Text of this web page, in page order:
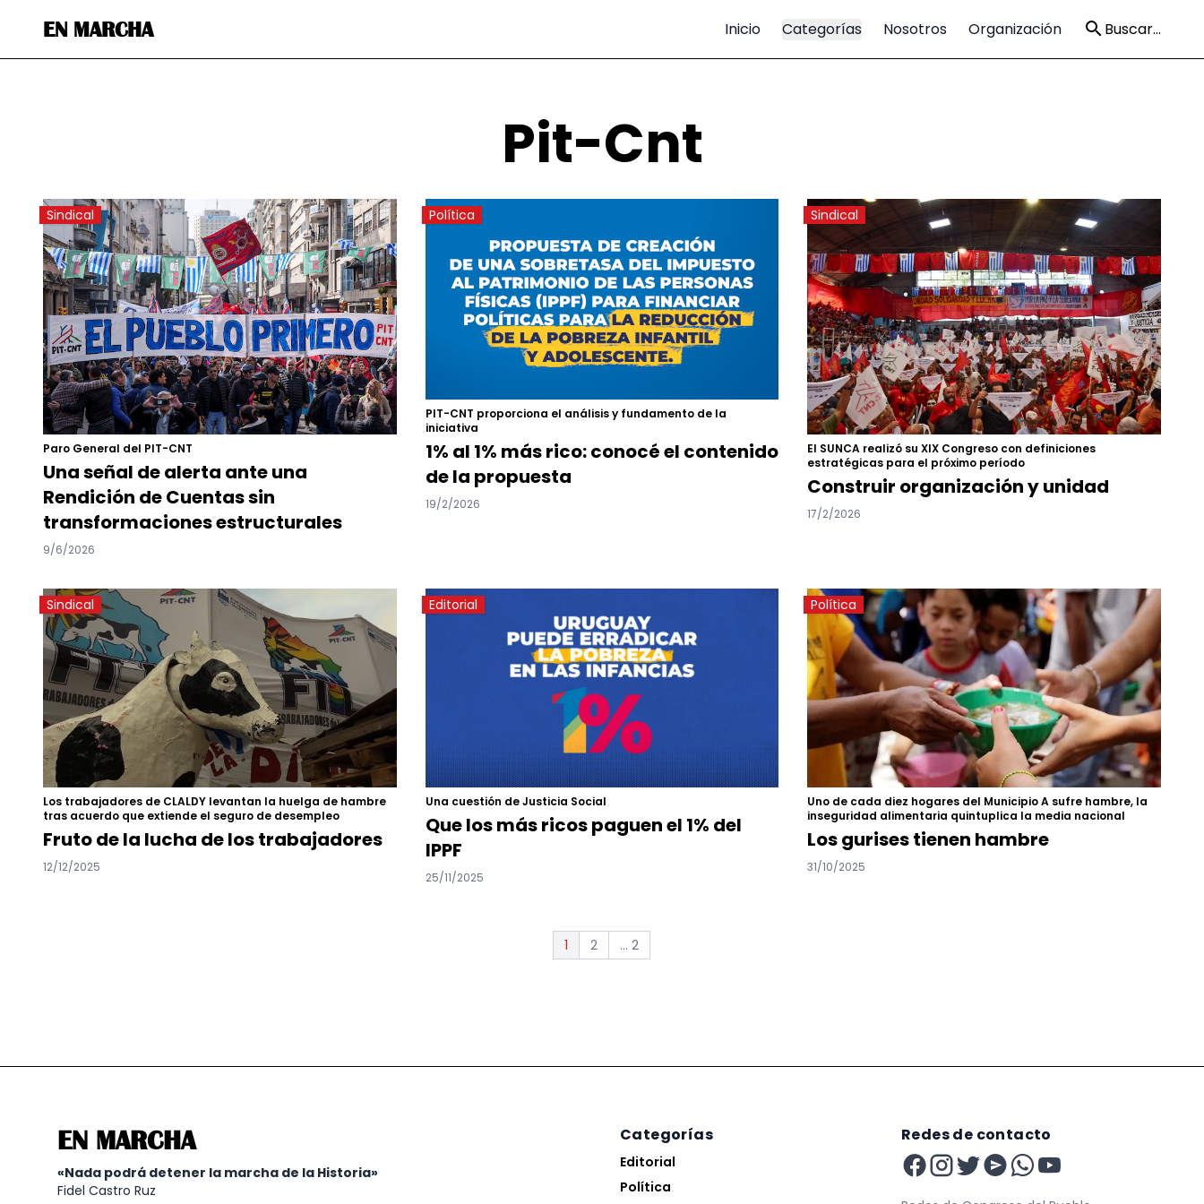
EN MARCHA Inicio Categorías Nosotros Organización Buscar...
Pit-Cnt
Sindical
Paro General del PIT-CNT
Una señal de alerta ante una
Rendición de Cuentas sin
transformaciones estructurales
9/6/2026
Política
PIT-CNT proporciona el análisis y fundamento de la
iniciativa
1% al 1% más rico: conocé el contenido
de la propuesta
19/2/2026
Sindical
El SUNCA realizó su XIX Congreso con definiciones
estratégicas para el próximo período
Construir organización y unidad
17/2/2026
Sindical
Los trabajadores de CLALDY levantan la huelga de hambre
tras acuerdo que extiende el seguro de desempleo
Fruto de la lucha de los trabajadores
12/12/2025
Editorial
Una cuestión de Justicia Social
Que los más ricos paguen el 1% del
IPPF
25/11/2025
Política
Uno de cada diez hogares del Municipio A sufre hambre, la
inseguridad alimentaria quintuplica la media nacional
Los gurises tienen hambre
31/10/2025
1 2 ... 2
EN MARCHA
«Nada podrá detener la marcha de la Historia»
Fidel Castro Ruz
Categorías
Editorial
Política
Redes de contacto